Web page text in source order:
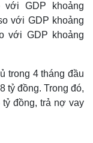
với GDP khoảng
với GDP khoảng
với GDP khoảng
trong 4 tháng đầu
tỷ đồng. Trong đó,
đồng, trả nợ vay